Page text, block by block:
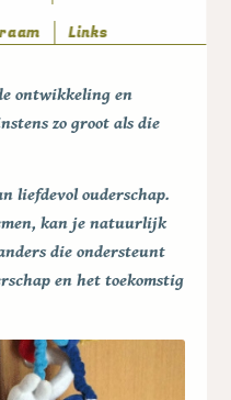
Links
ontwikkeling en
zo groot als die
liefdevol ouderschap.
kan je natuurlijk
die ondersteunt
en het toekomstig